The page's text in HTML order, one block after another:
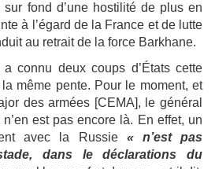
fond d’une hostilité de plus en
à l’égard de la France et de lutte
au retrait de la force Barkhane.
connu deux coups d’États cette
même pente. Pour le moment, et
des armées [CEMA], le général
n’en est pas encore là. En effet, un
avec la Russie « n’est pas
dans le déclarations du